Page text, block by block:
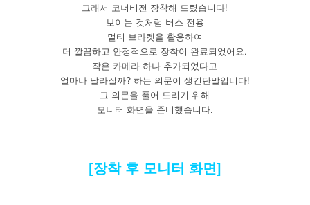
그래서 코너비전 장착해 드렸습니다!
보이는 것처럼 버스 전용
멀티 브라켓을 활용하여
더 깔끔하고 안정적으로 장착이 완료되었어요.
작은 카메라 하나 추가되었다고
얼마나 달라질까? 하는 의문이 생긴단말입니다!
그 의문을 풀어 드리기 위해
모니터 화면을 준비했습니다.
[장착 후 모니터 화면]